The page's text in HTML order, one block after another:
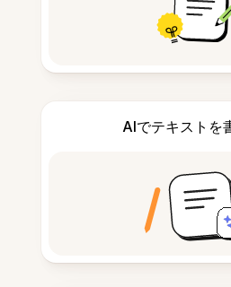
AIでテキストを